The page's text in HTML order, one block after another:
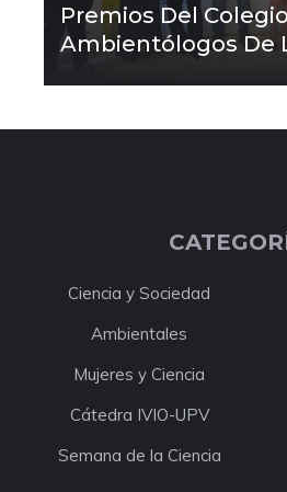
Premios Del
Ambientólogos De
Ciencia y Sociedad
Ambientales
Mujeres y Ciencia
Cátedra IVIO-UPV
Semana de la Ciencia